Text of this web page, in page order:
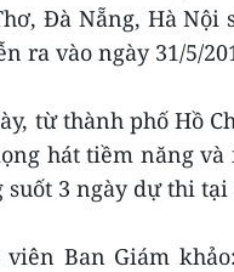
Đà Nẵng, Hà
ra vào ngày 31/5/
từ thành phố Hồ
hát tiềm năng
3 ngày dự thi
viên Ban Giám